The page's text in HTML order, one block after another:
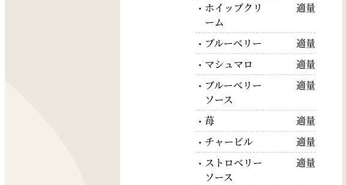
ホイップクリ
ーム
適量
ブルーベリー
適量
マシュマロ
適量
ブルーベリー
ソース
適量
苺
適量
チャービル
適量
ストロベリー
ソース
適量